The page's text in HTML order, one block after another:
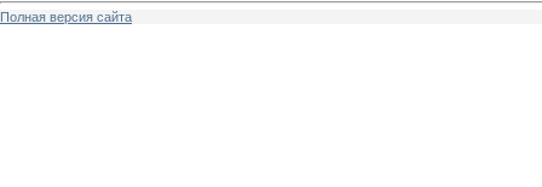
Полная версия сайта